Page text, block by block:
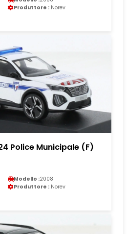
Produttore : Norev
Police Municipale (F)
Modello :2008
Produttore : Norev